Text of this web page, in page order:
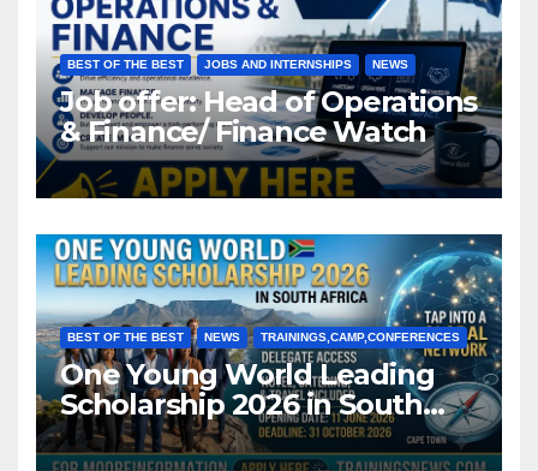
BEST OF THE BEST JOBS AND INTERNSHIPS NEWS
Job offer: Head of Operations
& Finance/ Finance Watch
BEST OF THE BEST NEWS TRAININGS,CAMP,CONFERENCES
One Young World Leading
Scholarship 2026 in South
Africa (Fully Funded)